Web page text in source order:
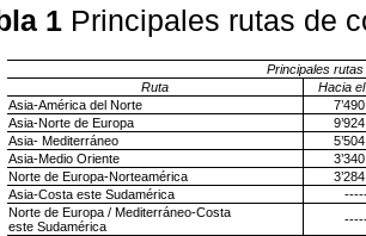
1 Principales rutas de
Principales
Ruta
Hacia
Asia-América del Norte
Asia-Norte de Europa
Asia- Mediterráneo
Asia-Medio Oriente
Norte de Europa-Norteamérica
Asia-Costa este Sudamérica
Norte de Europa / Mediterráneo-Costa
este Sudamérica